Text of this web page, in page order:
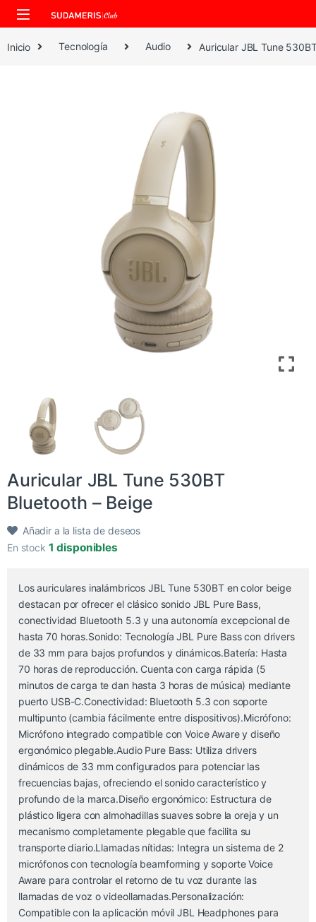
Skip to navigation
Skip to content
Inicio Tecnología Audio ​Auricular JBL Tune
​Auricular JBL Tune 530BT
Bluetooth – Beige
Añadir a la lista de deseos
En stock 1 disponibles
Los auriculares inalámbricos JBL Tune 530BT en color beige
destacan por ofrecer el clásico sonido JBL Pure Bass,
conectividad Bluetooth 5.3 y una autonomía excepcional de
hasta 70 horas.Sonido: Tecnología JBL Pure Bass con drivers
de 33 mm para bajos profundos y dinámicos.Batería: Hasta
70 horas de reproducción. Cuenta con carga rápida (5
minutos de carga te dan hasta 3 horas de música) mediante
puerto USB-C.Conectividad: Bluetooth 5.3 con soporte
multipunto (cambia fácilmente entre dispositivos).Micrófono:
Micrófono integrado compatible con Voice Aware y diseño
ergonómico plegable.Audio Pure Bass: Utiliza drivers
dinámicos de 33 mm configurados para potenciar las
frecuencias bajas, ofreciendo el sonido característico y
profundo de la marca.Diseño ergonómico: Estructura de
plástico ligera con almohadillas suaves sobre la oreja y un
mecanismo completamente plegable que facilita su
transporte diario.Llamadas nítidas: Integra un sistema de 2
micrófonos con tecnología beamforming y soporte Voice
Aware para controlar el retorno de tu voz durante las
llamadas de voz o videollamadas.Personalización:
Compatible con la aplicación móvil JBL Headphones para